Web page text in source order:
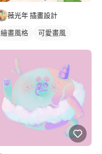
薇光年 插畫設計
繪畫風格
可愛畫風